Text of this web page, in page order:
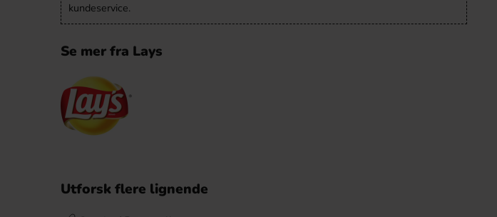
kundeservice.
Se mer fra Lays
Utforsk flere lignende